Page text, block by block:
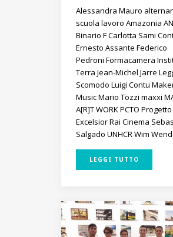
Alessandra Mauro
scuola lavoro Amazonia
Binario FCarlotta Sami
Ernesto Assante Federico
Pedroni Formacamera
Terra Jean-Michel Jarre
Scomodo Luigi Contu
MusicMario Tozzi maxxi
A[R]T WORKPCTO Progetto
ExcelsiorRai Cinema
Salgado UNHCRWim
LEGGI TUTTO